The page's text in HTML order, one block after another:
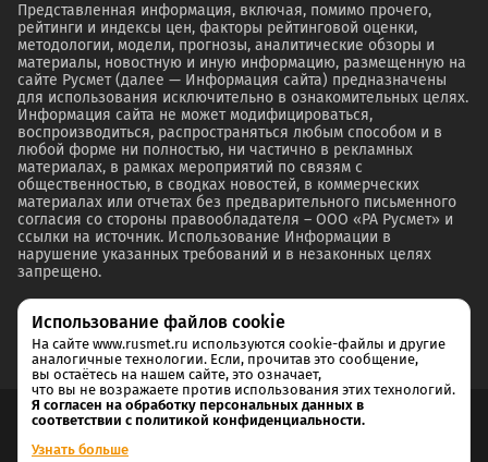
Представленная информация, включая, помимо прочего,
рейтинги и индексы цен, факторы рейтинговой оценки,
методологии, модели, прогнозы, аналитические обзоры и
материалы, новостную и иную информацию, размещенную на
сайте Русмет (далее — Информация сайта) предназначены
для использования исключительно в ознакомительных целях.
Информация сайта не может модифицироваться,
воспроизводиться, распространяться любым способом и в
любой форме ни полностью, ни частично в рекламных
материалах, в рамках мероприятий по связям с
общественностью, в сводках новостей, в коммерческих
материалах или отчетах без предварительного письменного
согласия со стороны правообладателя – ООО «РА Русмет» и
ссылки на источник. Использование Информации в
нарушение указанных требований и в незаконных целях
запрещено.
Согласие на обработку и хранение персональных данных
Использование файлов cookie
На сайте www.rusmet.ru используются cookie-файлы и другие
аналогичные технологии. Если, прочитав это сообщение,
вы остаётесь на нашем сайте, это означает,
что вы не возражаете против использования этих технологий.
Я согласен на обработку персональных данных в
соответствии с политикой конфиденциальности.
Узнать больше